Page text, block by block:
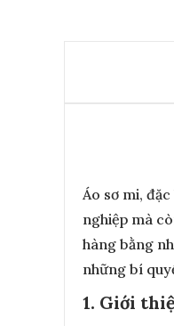
Áo sơ mi,
nghiệp mà
hàng bằng
những bí
1. Giới